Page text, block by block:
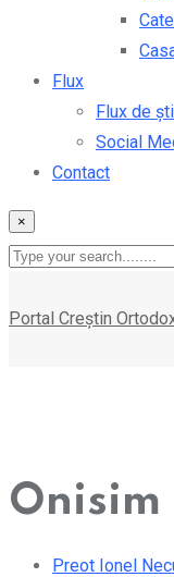
Flux
Flux de
Social
Contact
×
Portal Creștin
Onisim
Preot Ionel